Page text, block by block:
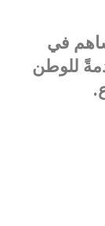
في
للوطن